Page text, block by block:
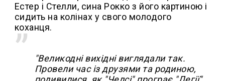
Естер і Стелли, сина Рокко з його картиною і
сидить на колінах у свого молодого
коханця.
"Великодні вихідні виглядали так.
Провели час із друзями та родиною,